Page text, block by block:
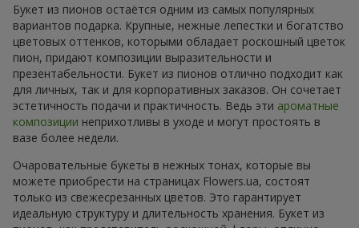
Букет из пионов остаётся одним из самых популярных
вариантов подарка. Крупные, нежные лепестки и богатство
цветовых оттенков, которыми обладает роскошный цветок
пион, придают композиции выразительности и
презентабельности. Букет из пионов отлично подходит как
для личных, так и для корпоративных заказов. Он сочетает
эстетичность подачи и практичность. Ведь эти ароматные
композиции неприхотливы в уходе и могут простоять в
вазе более недели.
Очаровательные букеты в нежных тонах, которые вы
можете приобрести на страницах Flowers.ua, состоят
только из свежесрезанных цветов. Это гарантирует
идеальную структуру и длительность хранения. Букет из